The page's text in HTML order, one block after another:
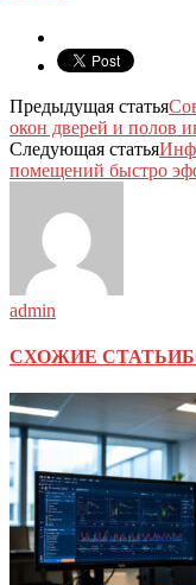
Предыдущая статья
окон дверей и полов
Следующая статья
помещений быстро
admin
СХОЖИЕ СТАТЬИ